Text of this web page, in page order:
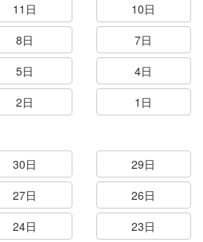
11日
10日
8日
7日
5日
4日
2日 1日
30日
29日
27日
26日
24日
23日